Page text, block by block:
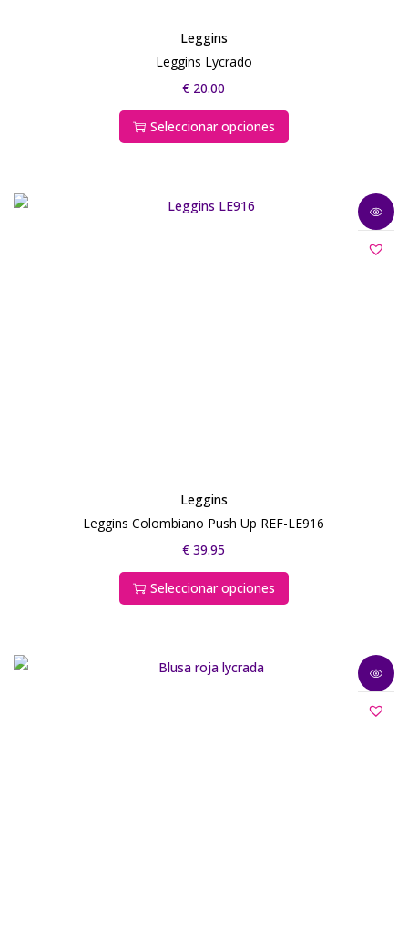
Leggins
Leggins Lycrado
€ 20.00
Seleccionar opciones
Leggins
Leggins Colombiano Push Up REF-LE916
€ 39.95
Seleccionar opciones